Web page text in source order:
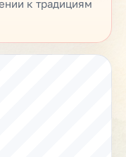
к традициям